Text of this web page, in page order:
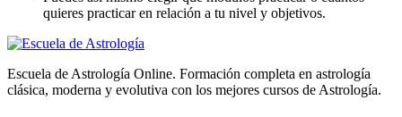
quieres practicar en relación a tu nivel y objetivos.
Escuela de Astrología Online. Formación completa en astrología
clásica, moderna y evolutiva con los mejores cursos de Astrología.